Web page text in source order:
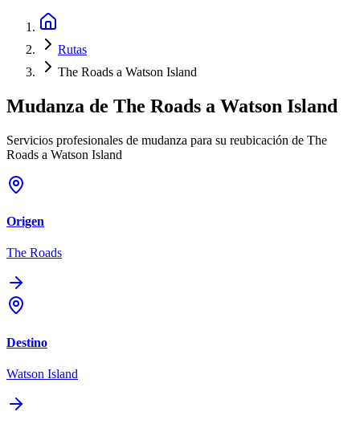
Rutas
The Roads a Watson Island
Mudanza de The Roads a Watson Island
Servicios profesionales de mudanza para su reubicación de The
Roads a Watson Island
Origen
The Roads
Destino
Watson Island